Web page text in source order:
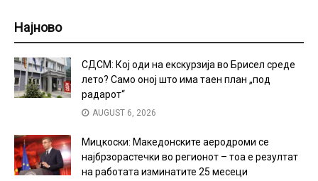
Најново
СДСМ: Кој оди на екскурзија во Брисел среде
лето? Само оној што има таен план „под
радарот“
AUGUST 6, 2026
Мицкоски: Македонските аеродроми се
најбрзорастечки во регионот – тоа е резултат
на работата изминатите 25 месеци